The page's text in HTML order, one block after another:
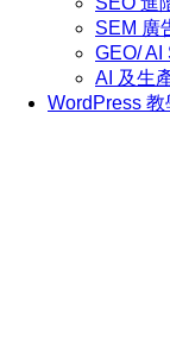
SEM 廣
GEO/ AI
AI 及生
WordPress 教